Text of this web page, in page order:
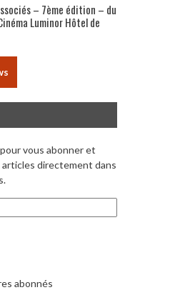
– 7ème édition – du
Luminor Hôtel de
vous abonner et
directement dans
abonnés